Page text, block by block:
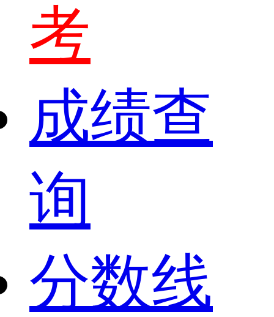
考
成绩查
询
分数线